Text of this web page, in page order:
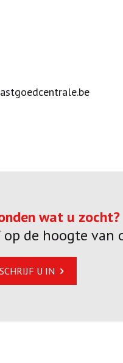
wat u zocht?
de hoogte van
SCHRIJF U IN